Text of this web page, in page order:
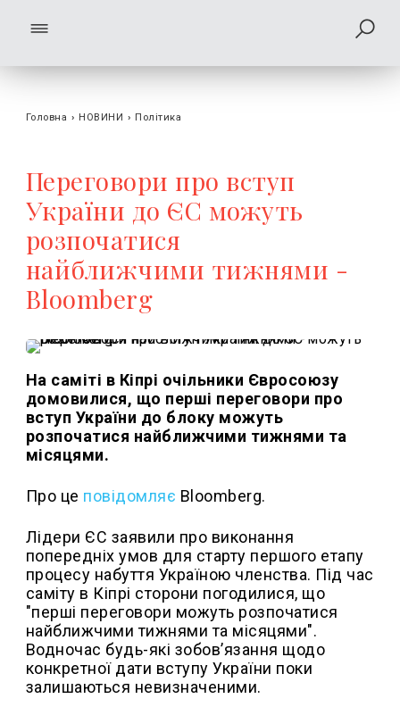
Головна › НОВИНИ › Політика
Переговори про вступ
України до ЄС можуть
розпочатися
найближчими тижнями -
Bloomberg
На саміті в Кіпрі очільники Євросоюзу
домовилися, що перші переговори про
вступ України до блоку можуть
розпочатися найближчими тижнями та
місяцями.
Про це повідомляє Bloomberg.
Лідери ЄС заявили про виконання
попередніх умов для старту першого етапу
процесу набуття Україною членства. Під час
саміту в Кіпрі сторони погодилися, що
"перші переговори можуть розпочатися
найближчими тижнями та місяцями".
Водночас будь-які зобов’язання щодо
конкретної дати вступу України поки
залишаються невизначеними.